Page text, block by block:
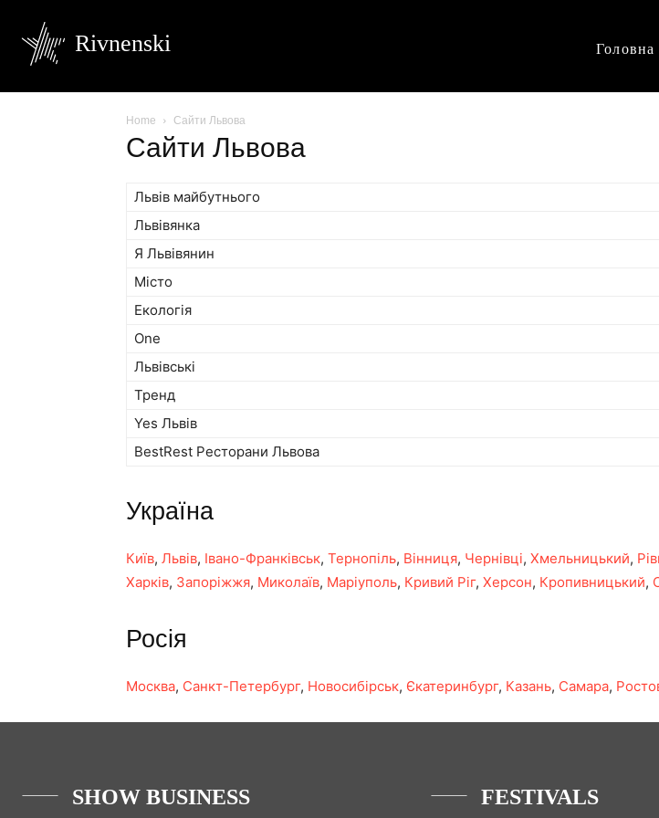
Rivnenski Головна
Home Сайти Львова
Сайти Львова
Львів майбутнього
Львівянка
Я Львівянин
Місто
Екологія
One
Львівські
Тренд
Yes Львів
BestRest Ресторани Львова
Україна
Київ, Львів, Івано-Франківськ, Тернопіль, Вінниця, Чернівці, Хмельницький,
Харків, Запоріжжя, Миколаїв, Маріуполь, Кривий Ріг, Херсон, Кропивницький,
Росія
Москва, Санкт-Петербург, Новосибірськ, Єкатеринбург, Казань, Самара,
SHOW BUSINESS FESTIVALS